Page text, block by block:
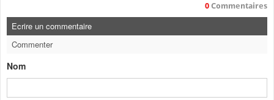
0 Commentaires
Ecrire un commentaire
Commenter
Nom